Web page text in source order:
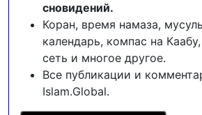
сновидений.
Коран, время намаза,
календарь, компас на
сеть и многое другое.
Все публикации и
Islam.Global.